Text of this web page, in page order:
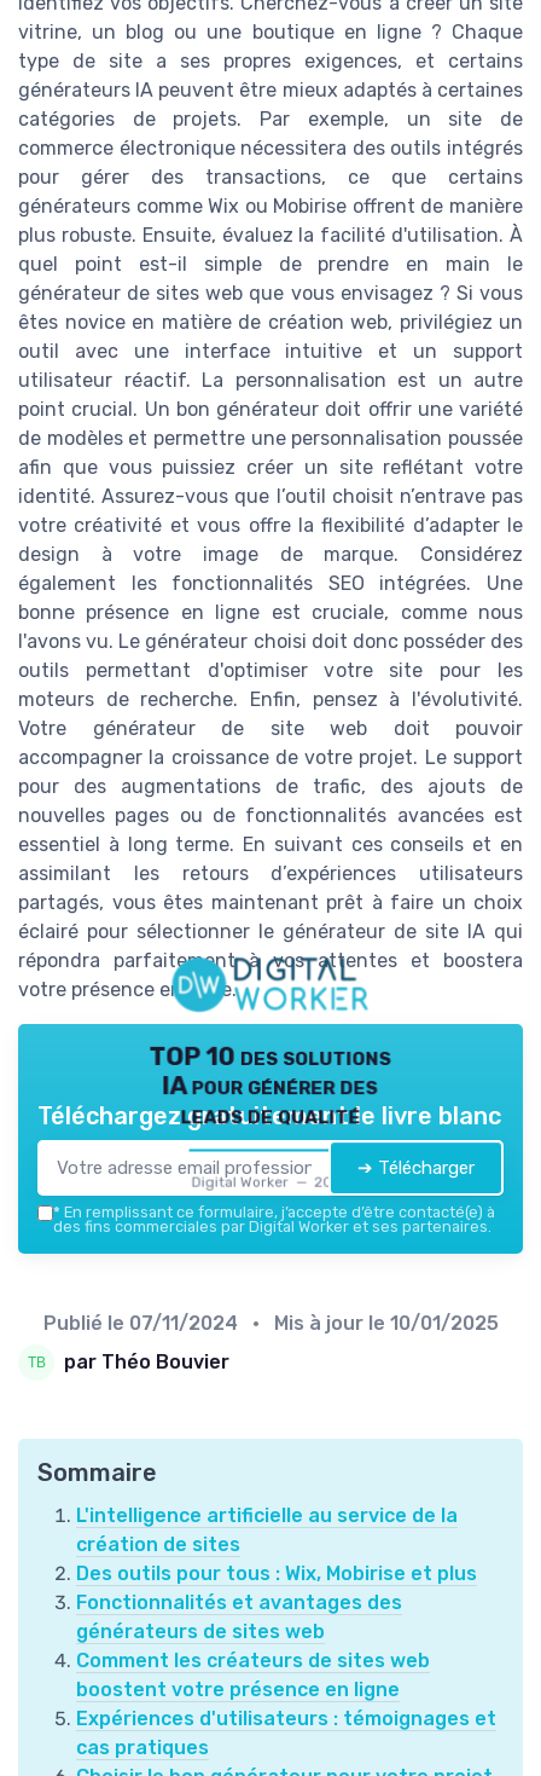
vitrine, un blog ou une boutique en ligne ? Chaque
type de site a ses propres exigences, et certains
générateurs IA peuvent être mieux adaptés à certaines
catégories de projets. Par exemple, un site de
commerce électronique nécessitera des outils intégrés
pour gérer des transactions, ce que certains
générateurs comme Wix ou Mobirise offrent de manière
plus robuste. Ensuite, évaluez la facilité d'utilisation. À
quel point est-il simple de prendre en main le
générateur de sites web que vous envisagez ? Si vous
êtes novice en matière de création web, privilégiez un
outil avec une interface intuitive et un support
utilisateur réactif. La personnalisation est un autre
point crucial. Un bon générateur doit offrir une variété
de modèles et permettre une personnalisation poussée
afin que vous puissiez créer un site reflétant votre
identité. Assurez-vous que l’outil choisit n’entrave pas
votre créativité et vous offre la flexibilité d’adapter le
design à votre image de marque. Considérez
également les fonctionnalités SEO intégrées. Une
bonne présence en ligne est cruciale, comme nous
l'avons vu. Le générateur choisi doit donc posséder des
outils permettant d'optimiser votre site pour les
moteurs de recherche. Enfin, pensez à l'évolutivité.
Votre générateur de site web doit pouvoir
accompagner la croissance de votre projet. Le support
pour des augmentations de trafic, des ajouts de
nouvelles pages ou de fonctionnalités avancées est
essentiel à long terme. En suivant ces conseils et en
assimilant les retours d’expériences utilisateurs
partagés, vous êtes maintenant prêt à faire un choix
éclairé pour sélectionner le générateur de site IA qui
répondra parfaitement à vos attentes et boostera
votre présence en ligne.
TOP 10 des solutions
IA pour générer des
leads de qualité
Digital Worker — 2026
Téléchargez gratuitement le livre blanc
➔ Télécharger
* En remplissant ce formulaire, j’accepte d’être contacté(e) à
des fins commerciales par Digital Worker et ses partenaires.
Publié le 07/11/2024 • Mis à jour le 10/01/2025
par Théo Bouvier
Sommaire
L'intelligence artificielle au service de la
création de sites
Des outils pour tous : Wix, Mobirise et plus
Fonctionnalités et avantages des
générateurs de sites web
Comment les créateurs de sites web
boostent votre présence en ligne
Expériences d'utilisateurs : témoignages et
cas pratiques